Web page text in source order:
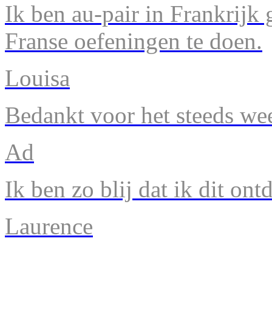
Ik ben au-pair in Frankrijk
Franse oefeningen te doen.
Louisa
Bedankt voor het steeds
Ad
Ik ben zo blij dat ik dit
Laurence